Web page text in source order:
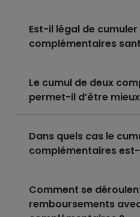
Est-il légal de cumuler
complémentaires
Le cumul de deux
permet-il d’être
Dans quels cas le
complémentaires
Comment se
remboursements